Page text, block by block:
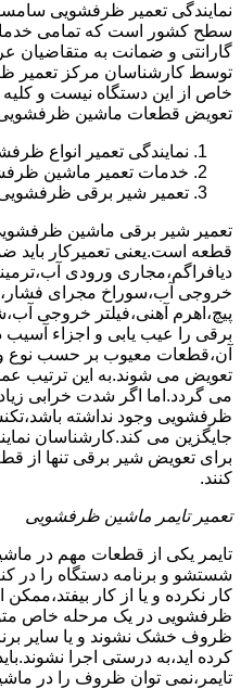
نمایندگی تعمیر ظرفشویی
سطح کشور است که تمامی
گارانتی و ضمانت به متقاضیان
توسط کارشناسان مرکز
خاص از این دستگاه نیست و
تعویض قطعات ماشین
نمایندگی تعمیر انواع
خدمات تعمیر ماشین
تعمیر شیر برقی
تعمیر شیر برقی ماشین
قطعه است.یعنی تعمیرکار باید
دیافراگم،مجاری ورودی
خروجی آب،سوراخ مجرای
پیچ،اهرم آهنی،فیلتر خروجی
برقی را عیب یابی و اجزاء آسیب
آن،قطعات معیوب بر حسب نوع
تعویض می شوند.به این ترتیب
می گردد.اما اگر شدت خرابی
ظرفشویی وجود نداشته
جایگزین می کند.کارشناسان
برای تعویض شیر برقی تنها از
کنند.
تعمیر تایمر ماشین ظرفشویی
تایمر یکی از قطعات مهم در
شستشو و برنامه دستگاه را در
کار نکرده و یا از کار
ظرفشویی در یک مرحله خاص
ظروف خشک نشوند و یا سایر
کرده اید،به درستی اجرا
تایمر،نمی توان ظروف را در